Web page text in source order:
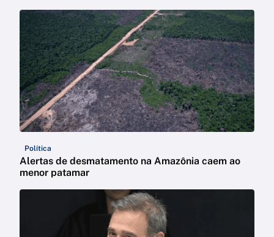
Política
Alertas de desmatamento na Amazônia caem ao
menor patamar